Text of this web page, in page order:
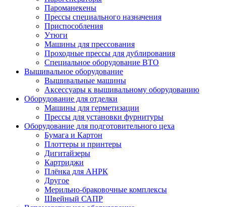
Пароманекены
Прессы специального назначения
Приспособления
Утюги
Машины для прессования
Проходные прессы для дублирования
Специальное оборудование ВТО
Вышивальное оборудование
Вышивальные машины
Аксессуары к вышивальному оборудованию
Оборудование для отделки
Машины для герметизации
Прессы для установки фурнитуры
Оборудование для подготовительного цеха
Бумага и Картон
Плоттеры и принтеры
Дигитайзеры
Картриджи
Плёнка для АНРК
Другое
Мерильно-браковочные комплексы
Швейный САПР